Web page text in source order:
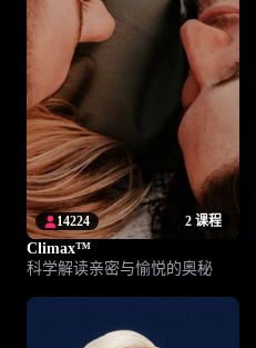
2 课程
14224
Climax™
科学解读亲密与愉悦的奥秘